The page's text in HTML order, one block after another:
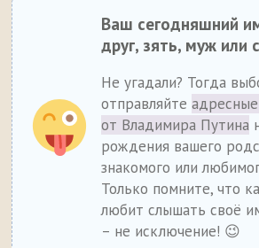
Ваш сегодняшний
друг, зять, муж или
Не угадали? Тогда
отправляйте
от Владимира Путина
рождения вашего
знакомого или
Только помните, что
любит слышать своё
– не исключение! 😉